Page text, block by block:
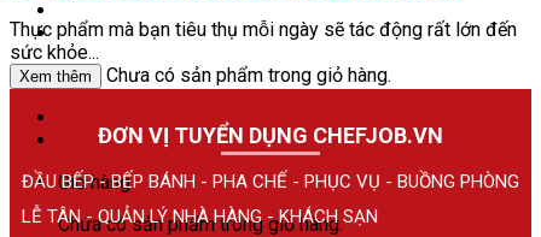
Chưa có sản phẩm trong giỏ hàng.
Giỏ hàng
Chưa có sản phẩm trong giỏ hàng.
Thực phẩm mà bạn tiêu thụ mỗi ngày sẽ tác động rất lớn đến
sức khỏe...
Xem thêm
ĐƠN VỊ TUYỂN DỤNG CHEFJOB.VN
ĐẦU BẾP - BẾP BÁNH - PHA CHẾ - PHỤC VỤ - BUỒNG PHÒNG
LỄ TÂN - QUẢN LÝ NHÀ HÀNG - KHÁCH SẠN